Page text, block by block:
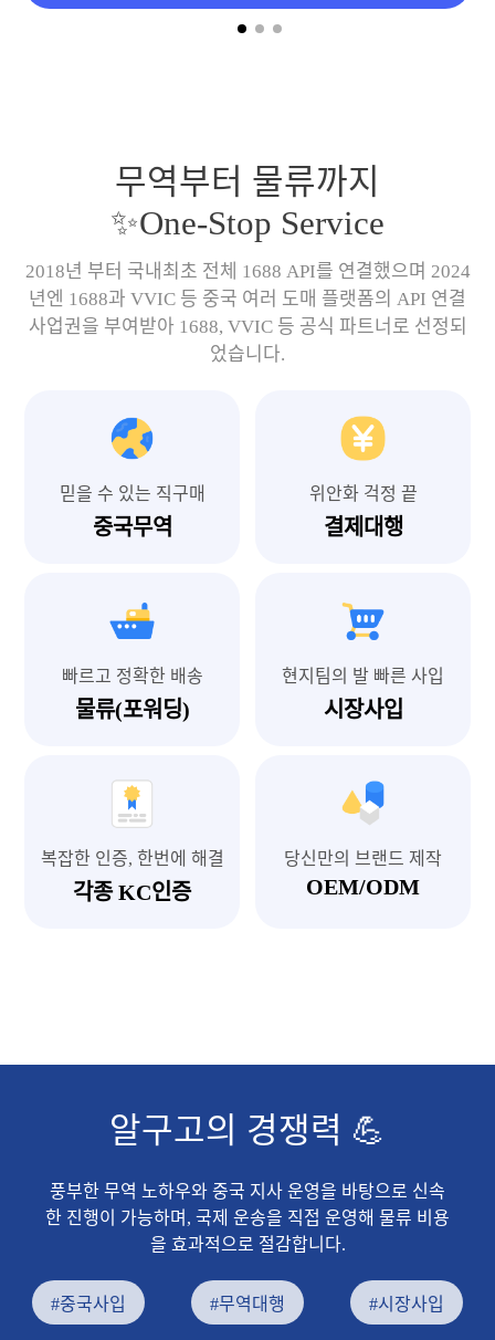
무역부터 물류까지
✨One-Stop Service
2018년 부터 국내최초 전체 1688 API를 연결했으며 2024
년엔 1688과 VVIC 등 중국 여러 도매 플랫폼의 API 연결
사업권을 부여받아 1688, VVIC 등 공식 파트너로 선정되
었습니다.
믿을 수 있는 직구매
중국무역
위안화 걱정 끝
결제대행
빠르고 정확한 배송
물류(포워딩)
현지팀의 발 빠른 사입
시장사입
복잡한 인증, 한번에 해결
각종 KC인증
당신만의 브랜드 제작
OEM/ODM
알구고의 경쟁력 💪
풍부한 무역 노하우와 중국 지사 운영을 바탕으로 신속
한 진행이 가능하며, 국제 운송을 직접 운영해 물류 비용
을 효과적으로 절감합니다.
#중국사입 #무역대행 #시장사입